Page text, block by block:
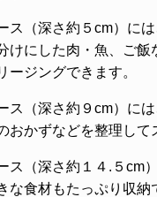
ス（深さ約５cm）に
けにした肉・魚、ご飯
ージングできます。
ス（深さ約９cm）に
おかずなどを整理して
ス（深さ約１４.５cm
な食材もたっぷり収納